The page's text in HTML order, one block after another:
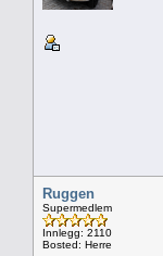
Ruggen
Supermedlem
Innlegg: 2110
Bosted: Herre